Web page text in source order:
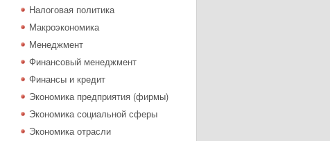
Налоговая политика
Макроэкономика
Менеджмент
Финансовый менеджмент
Финансы и кредит
Экономика предприятия (фирмы)
Экономика социальной сферы
Экономика отрасли